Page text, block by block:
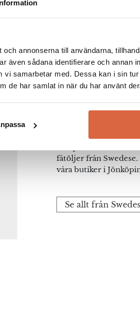
annonserna till användarna,
även sådana identifierare och annan
samarbetar med. Dessa kan i sin
de har samlat in när du har använt
jag skriver en kommentar.
Varumärket Swedese
av bröderna Yngve
Varumärket har
“skapa vackra
skandinavisk
ägaren i Swedeses
även en av de
Modern” känt över
Här på Severins
fåtöljer från
våra butiker i
Se allt från